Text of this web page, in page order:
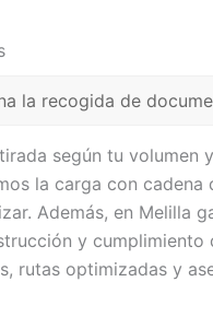
la recogida de
según tu volumen
la carga con
Además, en Melilla
y cumplimiento
rutas optimizadas y